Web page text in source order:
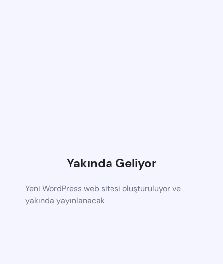
Yakında Geliyor
Yeni WordPress web sitesi oluşturuluyor ve
yakında yayınlanacak